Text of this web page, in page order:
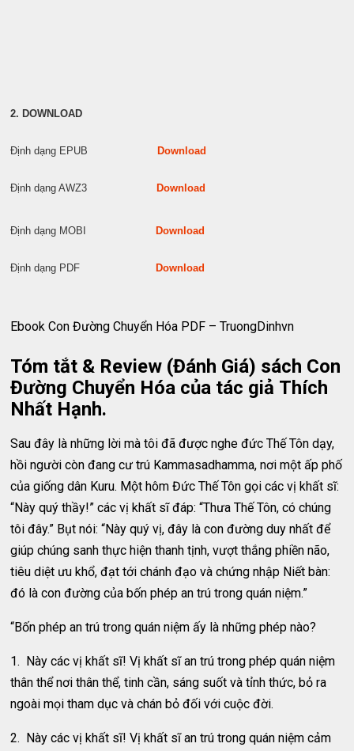
2. DOWNLOAD
Định dạng EPUB Download
Định dạng AWZ3 Download
Định dạng MOBI Download
Định dạng PDF Download
Ebook Con Đường Chuyển Hóa PDF – TruongDinhvn
Tóm tắt & Review (Đánh Giá) sách Con
Đường Chuyển Hóa của tác giả Thích
Nhất Hạnh.
Sau đây là những lời mà tôi đã được nghe đức Thế Tôn dạy,
hồi người còn đang cư trú Kammasadhamma, nơi một ấp phố
của giống dân Kuru. Một hôm Đức Thế Tôn gọi các vị khất sĩ:
“Này quý thầy!” các vị khất sĩ đáp: “Thưa Thế Tôn, có chúng
tôi đây.” Bụt nói: “Này quý vị, đây là con đường duy nhất để
giúp chúng sanh thực hiện thanh tịnh, vượt thắng phiền não,
tiêu diệt ưu khổ, đạt tới chánh đạo và chứng nhập Niết bàn:
đó là con đường của bốn phép an trú trong quán niệm.”
“Bốn phép an trú trong quán niệm ấy là những phép nào?
1. Này các vị khất sĩ! Vị khất sĩ an trú trong phép quán niệm
thân thể nơi thân thể, tinh cần, sáng suốt và tỉnh thức, bỏ ra
ngoài mọi tham dục và chán bỏ đối với cuộc đời.
2. Này các vị khất sĩ! Vị khất sĩ an trú trong quán niệm cảm